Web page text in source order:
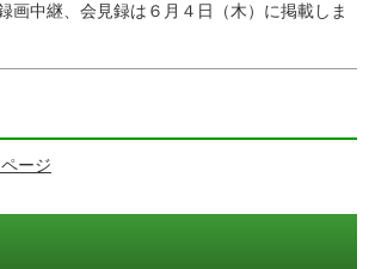
会見録は６月４日（木）に掲載しま
ージ